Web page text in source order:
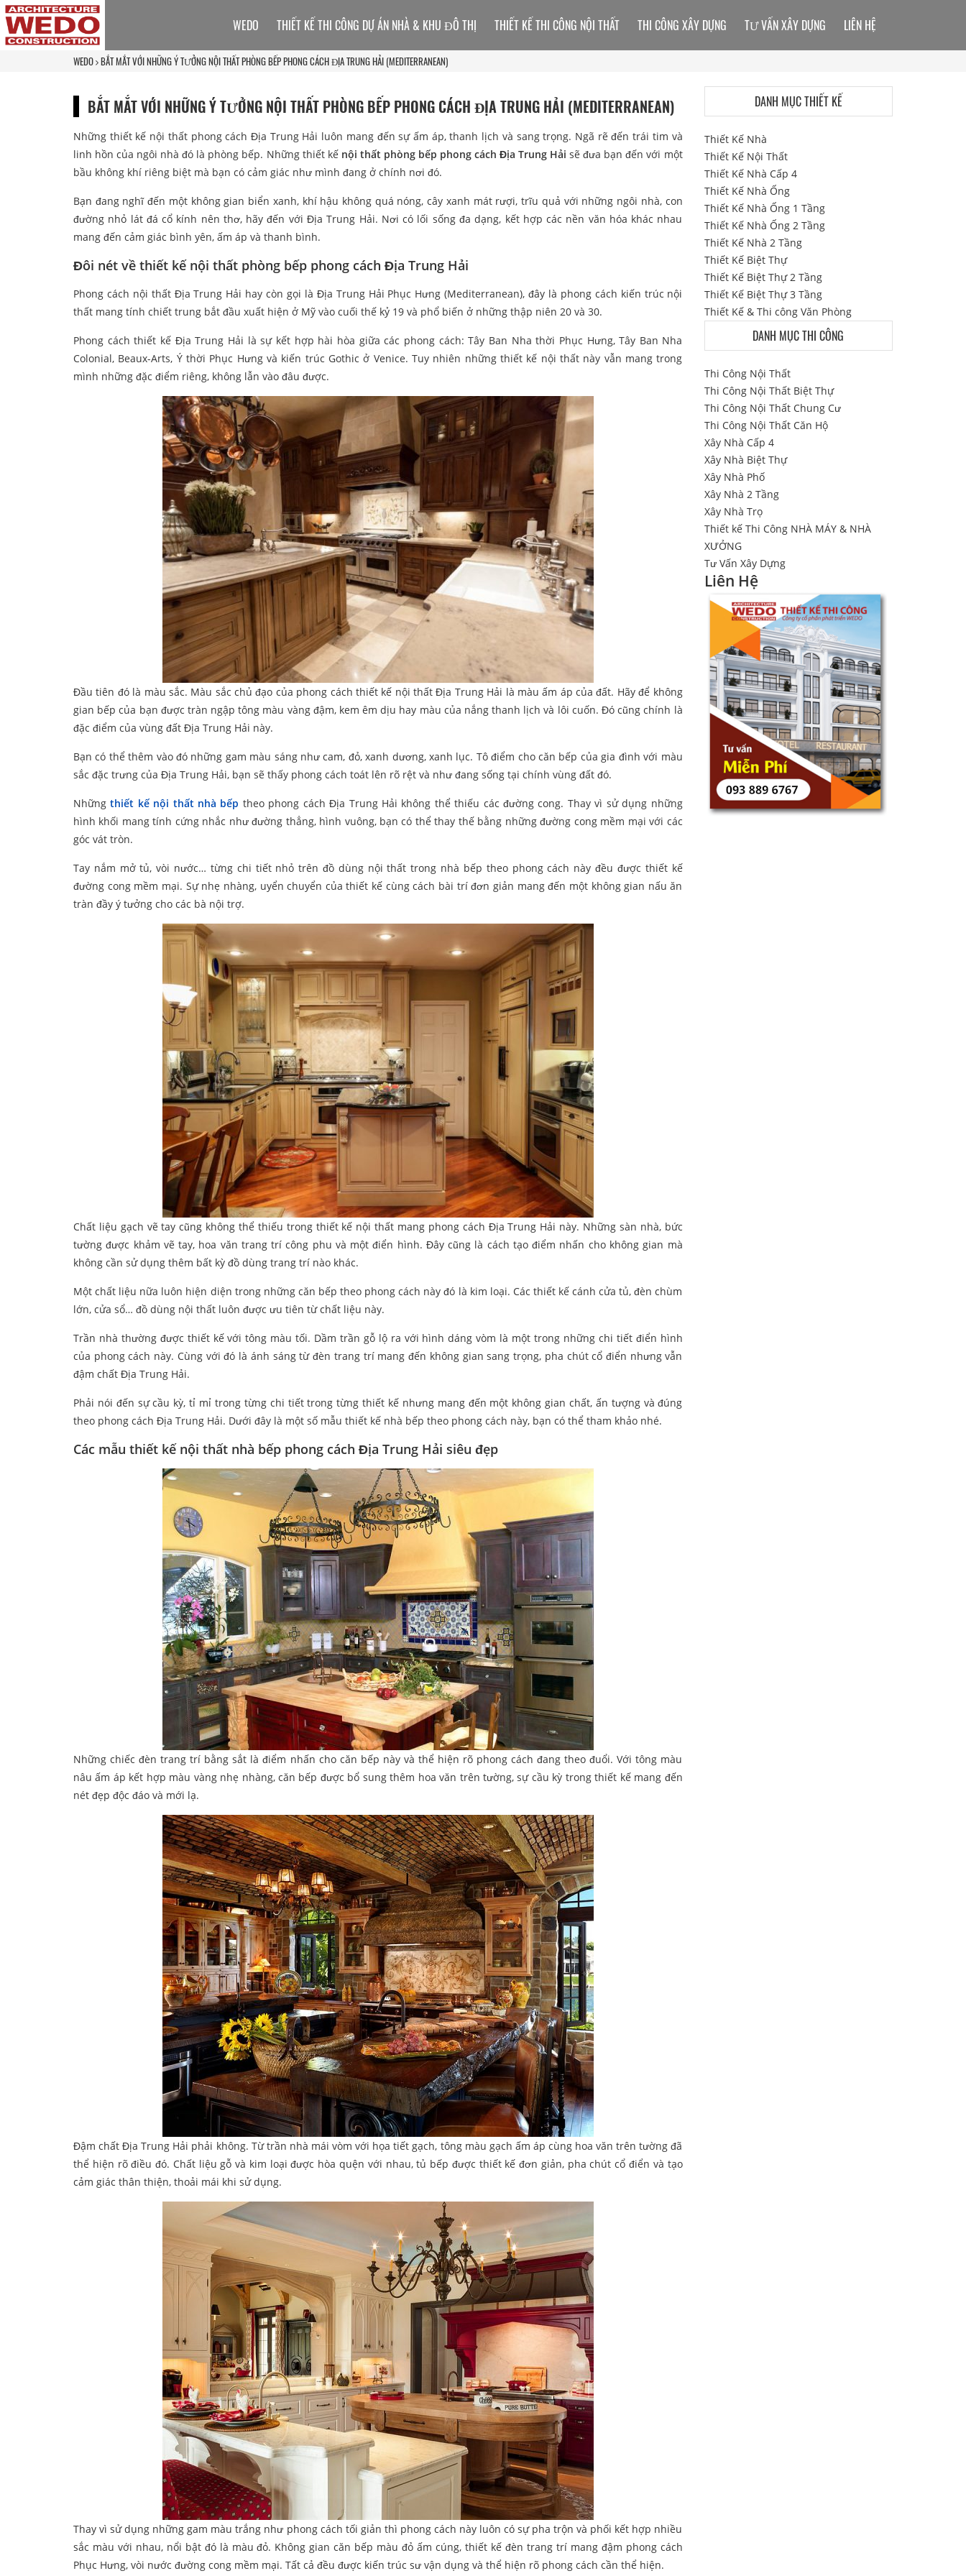
WEDO BẮT MẮT VỚI NHỮNG Ý TƯỞNG NỘI THẤT PHÒNG BẾP PHONG CÁCH ĐỊA TRUNG HẢI (MEDITERRANEAN)
BẮT MẮT VỚI NHỮNG Ý TƯỞNG NỘI THẤT PHÒNG BẾP PHONG CÁCH ĐỊA TRUNG HẢI (MEDITERRANEAN)
Những thiết kế nội thất phong cách Địa Trung Hải luôn mang đến sự ấm áp, thanh lịch và sang trọng. Ngã rẽ đến trái tim và
linh hồn của ngôi nhà đó là phòng bếp. Những thiết kế nội thất phòng bếp phong cách Địa Trung Hải sẽ đưa bạn đến với một
bầu không khí riêng biệt mà bạn có cảm giác như mình đang ở chính nơi đó.
Bạn đang nghĩ đến một không gian biển xanh, khí hậu không quá nóng, cây xanh mát rượi, trĩu quả với những ngôi nhà, con
đường nhỏ lát đá cổ kính nên thơ, hãy đến với Địa Trung Hải. Nơi có lối sống đa dạng, kết hợp các nền văn hóa khác nhau
mang đến cảm giác bình yên, ấm áp và thanh bình.
Đôi nét về thiết kế nội thất phòng bếp phong cách Địa Trung Hải
Phong cách nội thất Địa Trung Hải hay còn gọi là Địa Trung Hải Phục Hưng (Mediterranean), đây là phong cách kiến trúc nội
thất mang tính chiết trung bắt đầu xuất hiện ở Mỹ vào cuối thế kỷ 19 và phổ biến ở những thập niên 20 và 30.
Phong cách thiết kế Địa Trung Hải là sự kết hợp hài hòa giữa các phong cách: Tây Ban Nha thời Phục Hưng, Tây Ban Nha
Colonial, Beaux-Arts, Ý thời Phục Hưng và kiến trúc Gothic ở Venice. Tuy nhiên những thiết kế nội thất này vẫn mang trong
mình những đặc điểm riêng, không lẫn vào đâu được.
Đầu tiên đó là màu sắc. Màu sắc chủ đạo của phong cách thiết kế nội thất Địa Trung Hải là màu ấm áp của đất. Hãy để không
gian bếp của bạn được tràn ngập tông màu vàng đậm, kem êm dịu hay màu của nắng thanh lịch và lôi cuốn. Đó cũng chính là
đặc điểm của vùng đất Địa Trung Hải này.
Bạn có thể thêm vào đó những gam màu sáng như cam, đỏ, xanh dương, xanh lục. Tô điểm cho căn bếp của gia đình với màu
sắc đặc trưng của Địa Trung Hải, bạn sẽ thấy phong cách toát lên rõ rệt và như đang sống tại chính vùng đất đó.
Nhữngthiết kế nội thất nhà bếp theo phong cách Địa Trung Hải không thể thiếu các đường cong. Thay vì sử dụng những
hình khối mang tính cứng nhắc như đường thẳng, hình vuông, bạn có thể thay thế bằng những đường cong mềm mại với các
góc vát tròn.
Tay nắm mở tủ, vòi nước… từng chi tiết nhỏ trên đồ dùng nội thất trong nhà bếp theo phong cách này đều được thiết kế
đường cong mềm mại. Sự nhẹ nhàng, uyển chuyển của thiết kế cùng cách bài trí đơn giản mang đến một không gian nấu ăn
tràn đầy ý tưởng cho các bà nội trợ.
Chất liệu gạch vẽ tay cũng không thể thiếu trong thiết kế nội thất mang phong cách Địa Trung Hải này. Những sàn nhà, bức
tường được khảm vẽ tay, hoa văn trang trí công phu và một điển hình. Đây cũng là cách tạo điểm nhấn cho không gian mà
không cần sử dụng thêm bất kỳ đồ dùng trang trí nào khác.
Một chất liệu nữa luôn hiện diện trong những căn bếp theo phong cách này đó là kim loại. Các thiết kế cánh cửa tủ, đèn chùm
lớn, cửa sổ… đồ dùng nội thất luôn được ưu tiên từ chất liệu này.
Trần nhà thường được thiết kế với tông màu tối. Dầm trần gỗ lộ ra với hình dáng vòm là một trong những chi tiết điển hình
của phong cách này. Cùng với đó là ánh sáng từ đèn trang trí mang đến không gian sang trọng, pha chút cổ điển nhưng vẫn
đậm chất Địa Trung Hải.
Phải nói đến sự cầu kỳ, tỉ mỉ trong từng chi tiết trong từng thiết kế nhưng mang đến một không gian chất, ấn tượng và đúng
theo phong cách Địa Trung Hải. Dưới đây là một số mẫu thiết kế nhà bếp theo phong cách này, bạn có thể tham khảo nhé.
Các mẫu thiết kế nội thất nhà bếp phong cách Địa Trung Hải siêu đẹp
Những chiếc đèn trang trí bằng sắt là điểm nhấn cho căn bếp này và thể hiện rõ phong cách đang theo đuổi. Với tông màu
nâu ấm áp kết hợp màu vàng nhẹ nhàng, căn bếp được bổ sung thêm hoa văn trên tường, sự cầu kỳ trong thiết kế mang đến
nét đẹp độc đáo và mới lạ.
Đậm chất Địa Trung Hải phải không. Từ trần nhà mái vòm với họa tiết gạch, tông màu gạch ấm áp cùng hoa văn trên tường đã
thể hiện rõ điều đó. Chất liệu gỗ và kim loại được hòa quện với nhau, tủ bếp được thiết kế đơn giản, pha chút cổ điển và tạo
cảm giác thân thiện, thoải mái khi sử dụng.
Thay vì sử dụng những gam màu trắng như phong cách tối giản thì phong cách này luôn có sự pha trộn và phối kết hợp nhiều
sắc màu với nhau, nổi bật đó là màu đỏ. Không gian căn bếp màu đỏ ấm cúng, thiết kế đèn trang trí mang đậm phong cách
Phục Hưng, vòi nước đường cong mềm mại. Tất cả đều được kiến trúc sư vận dụng và thể hiện rõ phong cách cần thể hiện.
WEDO THIẾT KẾ THI CÔNG DỰ ÁN NHÀ & KHU ĐÔ THỊ THIẾT KẾ THI CÔNG NỘI THẤT THI CÔNG XÂY DỰNG TƯ VẤN XÂY DỰNG LIÊN HỆ
DANH MỤC THIẾT KẾ
Thiết Kế Nhà
Thiết Kế Nội Thất
Thiết Kế Nhà Cấp 4
Thiết Kế Nhà Ống
Thiết Kế Nhà Ống 1 Tầng
Thiết Kế Nhà Ống 2 Tầng
Thiết Kế Nhà 2 Tầng
Thiết Kế Biệt Thự
Thiết Kế Biệt Thự 2 Tầng
Thiết Kế Biệt Thự 3 Tầng
Thiết Kế & Thi công Văn Phòng
DANH MỤC THI CÔNG
Thi Công Nội Thất
Thi Công Nội Thất Biệt Thự
Thi Công Nội Thất Chung Cư
Thi Công Nội Thất Căn Hộ
Xây Nhà Cấp 4
Xây Nhà Biệt Thự
Xây Nhà Phố
Xây Nhà 2 Tầng
Xây Nhà Trọ
Thiết kế Thi Công NHÀ MÁY & NHÀ
XƯỞNG
Tư Vấn Xây Dựng
Liên Hệ